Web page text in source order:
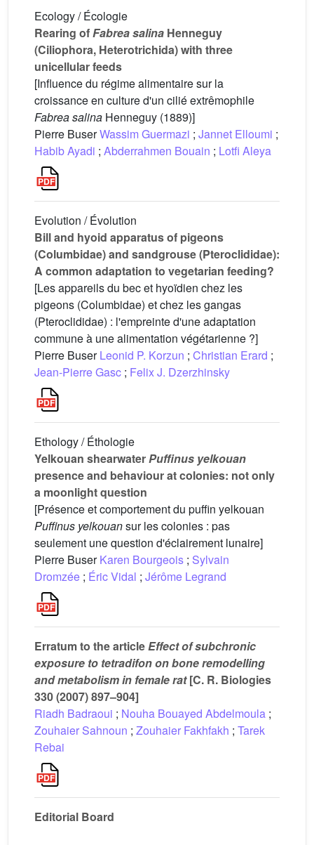
Ecology / Écologie
Rearing ofFabrea salina Henneguy
(Ciliophora, Heterotrichida) with three
unicellular feeds
[Influence du régime alimentaire sur la
croissance en culture d'un cilié extrêmophile
Fabrea salina Henneguy (1889)]
Pierre BuserWassim Guermazi ; Jannet Elloumi ;
Habib Ayadi ; Abderrahmen Bouain ; Lotfi Aleya
Evolution / Évolution
Bill and hyoid apparatus of pigeons
(Columbidae) and sandgrouse (Pteroclididae):
A common adaptation to vegetarian feeding?
[Les appareils du bec et hyoïdien chez les
pigeons (Columbidae) et chez les gangas
(Pteroclididae) : l'empreinte d'une adaptation
commune à une alimentation végétarienne ?]
Pierre BuserLeonid P. Korzun ; Christian Erard ;
Jean-Pierre Gasc ; Felix J. Dzerzhinsky
Ethology / Éthologie
Yelkouan shearwaterPuffinus yelkouan
presence and behaviour at colonies: not only
a moonlight question
[Présence et comportement du puffin yelkouan
Puffinus yelkouansur les colonies : pas
seulement une question d'éclairement lunaire]
Pierre BuserKaren Bourgeois ; Sylvain
Dromzée ; Éric Vidal ; Jérôme Legrand
Erratum to the articleEffect of subchronic
exposure to tetradifon on bone remodelling
and metabolism in female rat[C. R. Biologies
330 (2007) 897–904]
Riadh Badraoui ; Nouha Bouayed Abdelmoula ;
Zouhaier Sahnoun ; Zouhaier Fakhfakh ; Tarek
Rebai
Editorial Board